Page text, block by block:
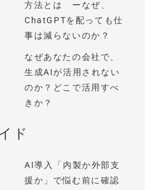
方法とは ーなぜ、
ChatGPTを配っても仕
事は減らないのか？
なぜあなたの会社で、
生成AIが活用されない
のか？どこで活用すべ
きか？
ド
AI導入「内製か外部支
援か」で悩む前に確認